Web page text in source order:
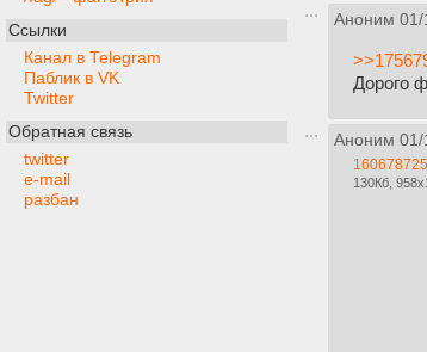
Ссылки
Канал в Telegram
Паблик в VK
Twitter
Обратная связь
twitter
e-mail
разбан
Аноним 01/
Дорого
Аноним 01/
130Кб,